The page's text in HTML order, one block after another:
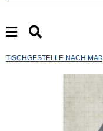
TISCHGESTELLE NACH MAß